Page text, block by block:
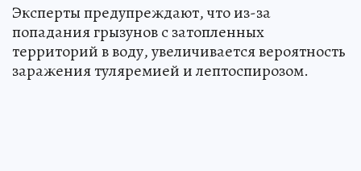
Эксперты предупреждают, что из-за
попадания грызунов с затопленных
территорий в воду, увеличивается вероятность
заражения туляремией и лептоспирозом.